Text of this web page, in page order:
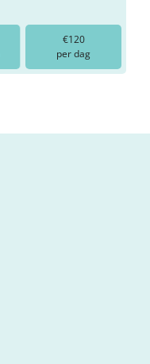
€120
per dag